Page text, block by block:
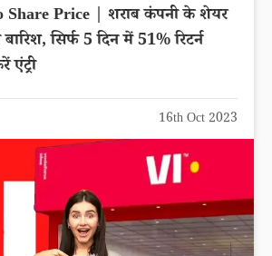
Share Price | शराब कंपनी के शेयर
सिर्फ 5 दिन में 51% रिटर्न
एंट्री
16th Oct 2023